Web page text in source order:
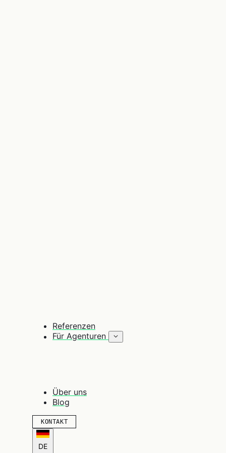
Referenzen
Für Agenturen
Über uns
Blog
KONTAKT
DE